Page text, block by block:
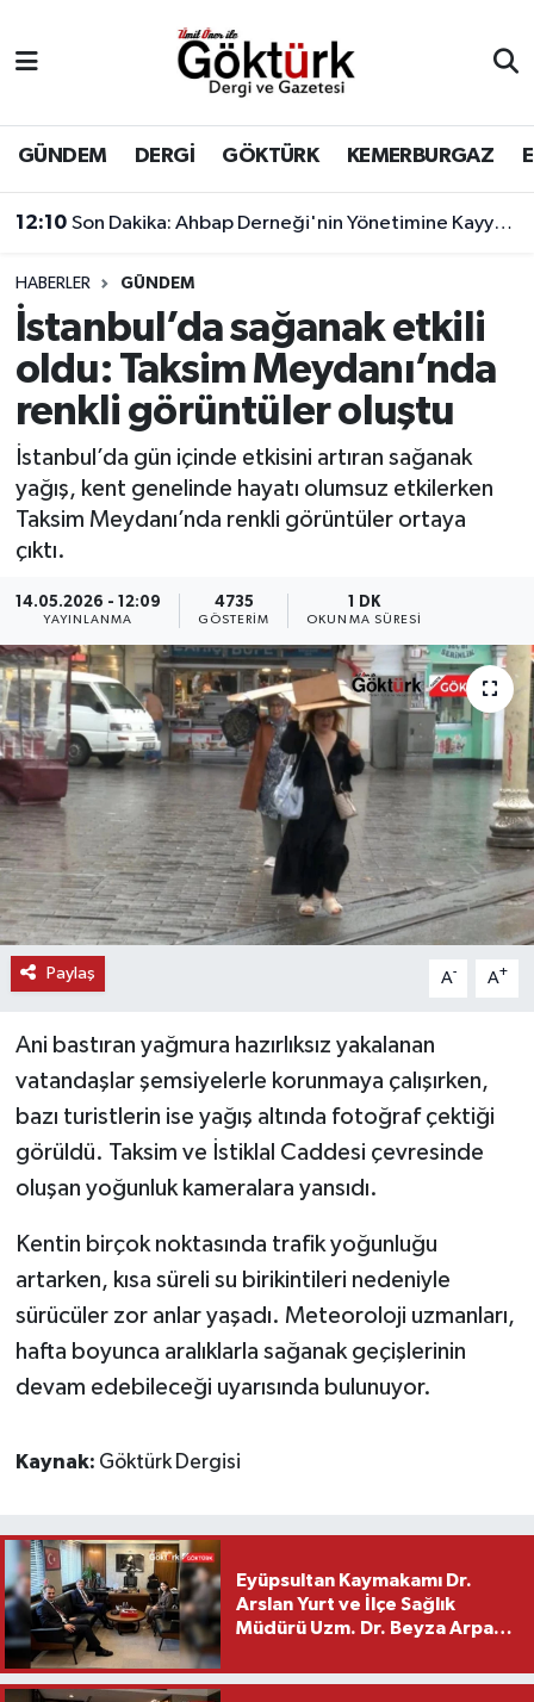
GÜNDEM DERGİ GÖKTÜRK KEMERBURGAZ
12:10 Son Dakika: Ahbap Derneği'nin Yönetimine Kayyum Atandı
HABERLER GÜNDEM
İstanbul’da sağanak etkili
oldu: Taksim Meydanı’nda
renkli görüntüler oluştu
İstanbul’da gün içinde etkisini artıran sağanak
yağış, kent genelinde hayatı olumsuz etkilerken
Taksim Meydanı’nda renkli görüntüler ortaya
çıktı.
14.05.2026 - 12:09
YAYINLANMA
4735
GÖSTERIM
1 DK
OKUNMA SÜRESI
Paylaş A- A+
Ani bastıran yağmura hazırlıksız yakalanan
vatandaşlar şemsiyelerle korunmaya çalışırken,
bazı turistlerin ise yağış altında fotoğraf çektiği
görüldü. Taksim ve İstiklal Caddesi çevresinde
oluşan yoğunluk kameralara yansıdı.
Kentin birçok noktasında trafik yoğunluğu
artarken, kısa süreli su birikintileri nedeniyle
sürücüler zor anlar yaşadı. Meteoroloji uzmanları,
hafta boyunca aralıklarla sağanak geçişlerinin
devam edebileceği uyarısında bulunuyor.
Kaynak: Göktürk Dergisi
Eyüpsultan Kaymakamı Dr.
Arslan Yurt ve İlçe Sağlık
Müdürü Uzm. Dr. Beyza Arpacı
Ziyareti
BİLİM
DERGİ
DÜNYA
EĞİTİM
EKONOMİ
GÖKTÜRK
GÜNDEM
MAGAZİN
ÖZEL HABER
SAĞLIK
SPOR
TEKNOLOJİ
Eyüpsultan Hava Durumu
Eyüpsultan Trafik Yoğunluk Haritası
Süper Lig Puan Durumu ve Fikstür
Tüm Manşetler
Son Dakika Haberleri
Haber Arşivi